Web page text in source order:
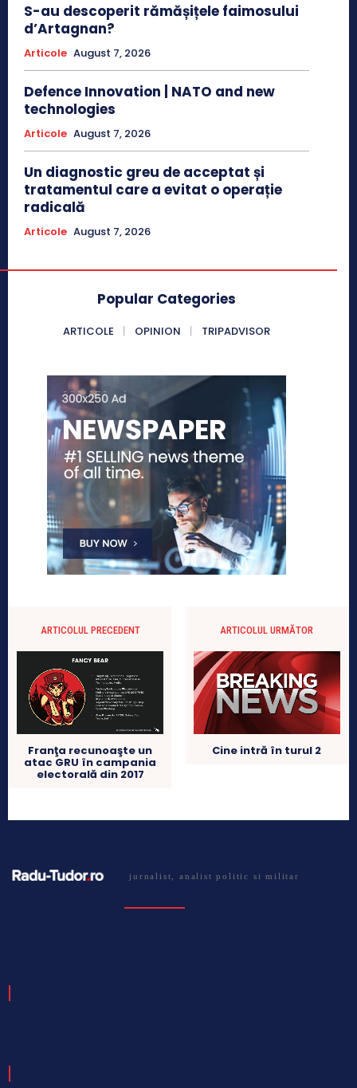
S-au descoperit rămășițele faimosului
d’Artagnan?
Articole August 7, 2026
Defence Innovation | NATO and new
technologies
Articole August 7, 2026
Un diagnostic greu de acceptat și
tratamentul care a evitat o operație
radicală
Articole August 7, 2026
Popular Categories
ARTICOLE OPINION TRIPADVISOR
ARTICOLUL PRECEDENT
Franţa recunoaşte un
atac GRU în campania
electorală din 2017
ARTICOLUL URMĂTOR
Cine intră în turul 2
jurnalist, analist politic si militar